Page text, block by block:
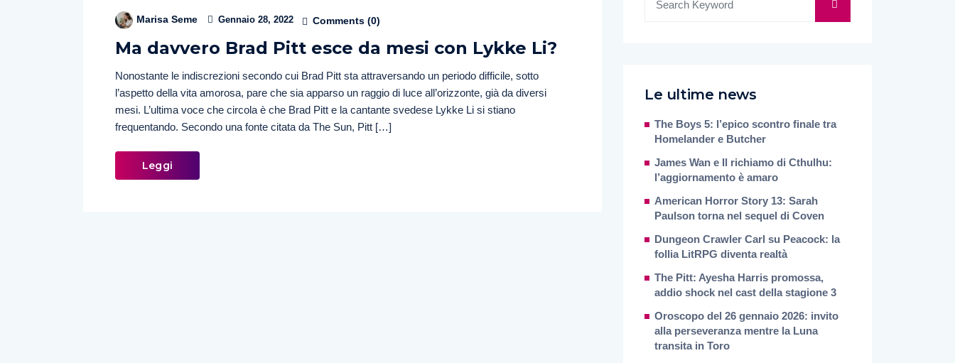
Marisa Seme Gennaio 28, 2022 Comments (0)
Ma davvero Brad Pitt esce da mesi con Lykke Li?
Nonostante le indiscrezioni secondo cui Brad Pitt sta attraversando un periodo difficile, sotto
l’aspetto della vita amorosa, pare che sia apparso un raggio di luce all’orizzonte, già da diversi
mesi. L’ultima voce che circola è che Brad Pitt e la cantante svedese Lykke Li si stiano
frequentando. Secondo una fonte citata da The Sun, Pitt […]
Leggi
Le ultime news
The Boys 5: l’epico scontro finale tra
Homelander e Butcher
James Wan e Il richiamo di Cthulhu:
l’aggiornamento è amaro
American Horror Story 13: Sarah
Paulson torna nel sequel di Coven
Dungeon Crawler Carl su Peacock: la
follia LitRPG diventa realtà
The Pitt: Ayesha Harris promossa,
addio shock nel cast della stagione 3
Oroscopo del 26 gennaio 2026: invito
alla perseveranza mentre la Luna
transita in Toro